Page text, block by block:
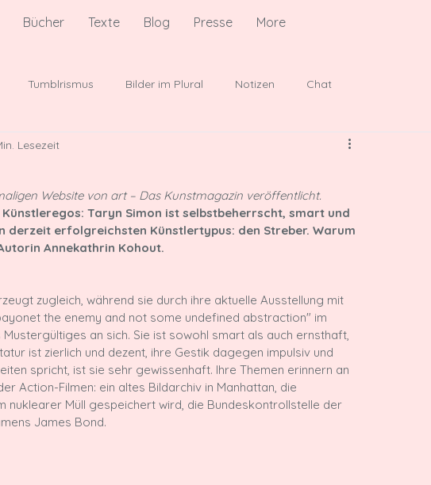
Bücher Texte Blog Presse More
Tumblrismus Bilder im Plural Notizen Chat
Besprechungen
Lesezeit
Website von art – Das Kunstmagazin veröffentlicht.
Taryn Simon ist selbstbeherrscht, smart und
derzeit erfolgreichsten Künstlertypus: den Streber. Warum
Annekathrin Kohout.
zugleich, während sie durch ihre aktuelle Ausstellung mit
the enemy and not some undefined abstraction" im
an sich. Sie ist sowohl smart als auch ernsthaft,
ist zierlich und dezent, ihre Gestik dagegen impulsiv und
spricht, ist sie sehr gewissenhaft. Ihre Themen erinnern an
Action-Filmen: ein altes Bildarchiv in Manhattan, die
nuklearer Müll gespeichert wird, die Bundeskontrollstelle der
James Bond.